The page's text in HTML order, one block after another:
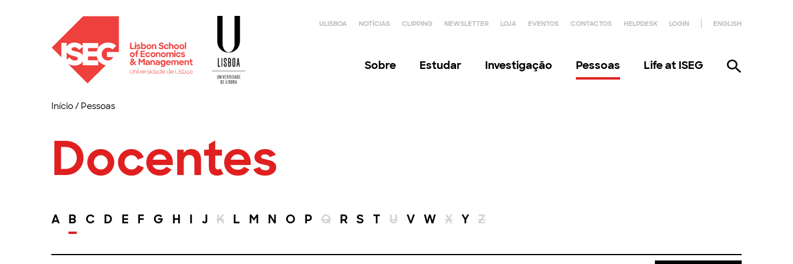
ULISBOA NOTÍCIAS CLIPPING NEWSLETTER LOJA EVENTOS CONTACTOS HELPDESK LOGIN ENGLISH
Sobre Estudar Investigação Pessoas Life at ISEG
Início/ Pessoas
Docentes
A B C D E F G H I J K L M N O P Q R S T U V W X Y Z